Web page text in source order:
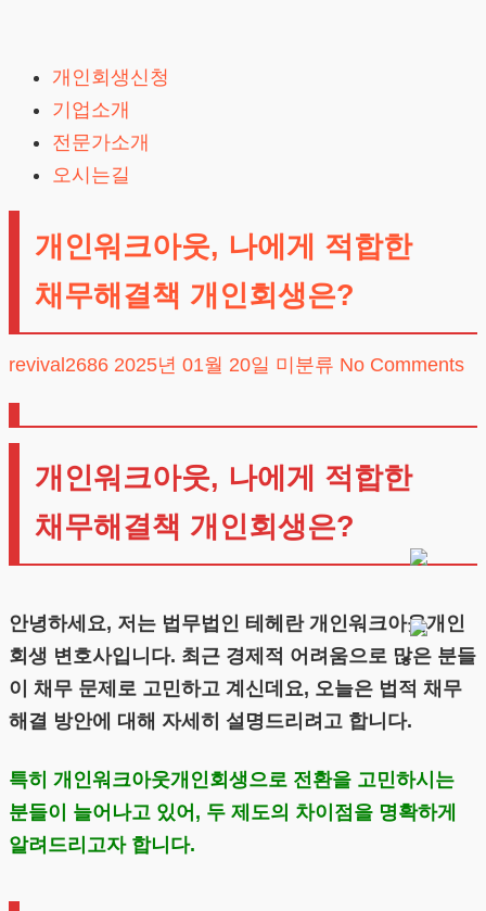
content
개인회생신청
기업소개
전문가소개
오시는길
개인워크아웃, 나에게 적합한
채무해결책 개인회생은?
revival2686 2025년 01월 20일 미분류 No Comments
개인워크아웃, 나에게 적합한
채무해결책 개인회생은?
안녕하세요, 저는 법무법인 테헤란 개인워크아웃개인
회생 변호사입니다. 최근 경제적 어려움으로 많은 분들
이 채무 문제로 고민하고 계신데요, 오늘은 법적 채무
해결 방안에 대해 자세히 설명드리려고 합니다.
특히 개인워크아웃개인회생으로 전환을 고민하시는
분들이 늘어나고 있어, 두 제도의 차이점을 명확하게
알려드리고자 합니다.